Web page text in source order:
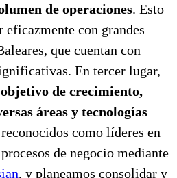
de operaciones. Esto
con grandes
que cuentan con
En tercer lugar,
objetivo de crecimiento,
áreas y tecnologías
como líderes en
de negocio mediante
, y planeamos consolidar y